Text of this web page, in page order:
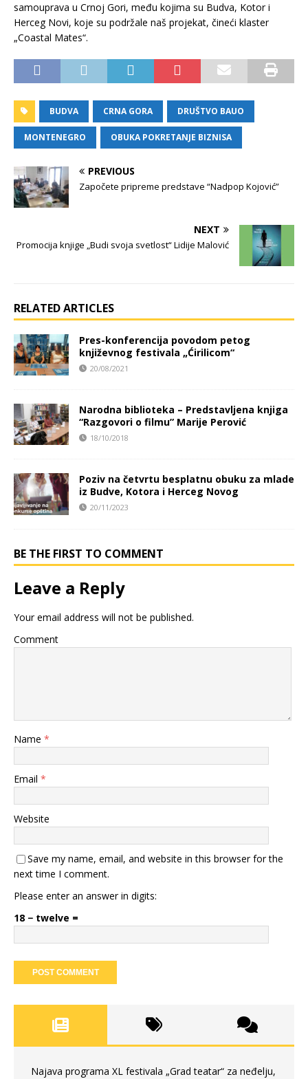
samouprava u Crnoj Gori, među kojima su Budva, Kotor i
Herceg Novi, koje su podržale naš projekat, čineći klaster
„Coastal Mates“.
BUDVA CRNA GORA DRUŠTVO BAUO
MONTENEGRO OBUKA POKRETANJE BIZNISA
PREVIOUS
Započete pripreme predstave “Nadpop Kojović”
NEXT
Promocija knjige „Budi svoja svetlost“ Lidije Malović
RELATED ARTICLES
Pres-konferencija povodom petog
književnog festivala „Ćirilicom“
20/08/2021
Narodna biblioteka – Predstavljena knjiga
“Razgovori o filmu” Marije Perović
18/10/2018
Poziv na četvrtu besplatnu obuku za mlade
iz Budve, Kotora i Herceg Novog
20/11/2023
BE THE FIRST TO COMMENT
Leave a Reply
Your email address will not be published.
Comment
Name *
Email *
Website
Save my name, email, and website in this browser for the
next time I comment.
Please enter an answer in digits:
18 − twelve =
Najava programa XL festivala „Grad teatar“ za neđelju,